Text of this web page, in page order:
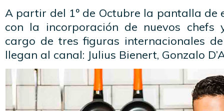
A partir del 1º de Octubre la pantalla de
con la incorporación de nuevos chefs
cargo de tres figuras internacionales
llegan al canal: Julius Bienert, Gonzalo